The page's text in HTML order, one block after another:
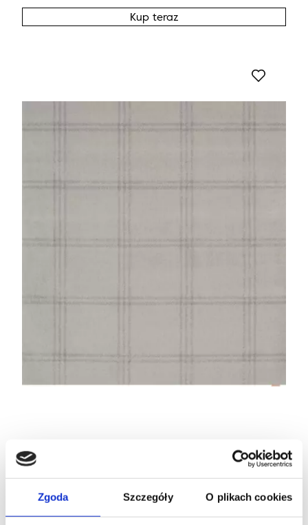
Zgoda Szczegóły O plikach cookies
Kup teraz
Calisia M GRID PRIME piaskowy kwadrat
Cena: od